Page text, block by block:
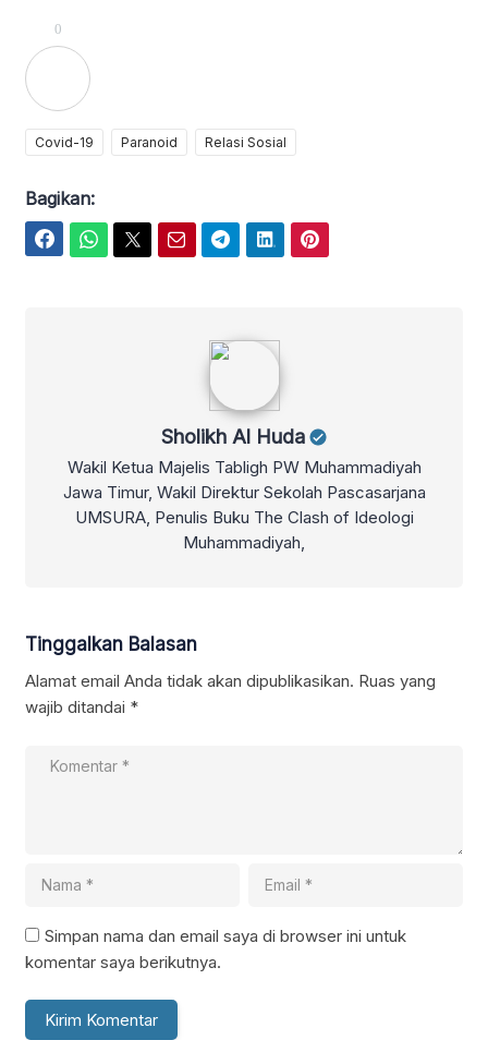
0
Covid-19 Paranoid Relasi Sosial
Bagikan:
Sholikh Al Huda
Wakil Ketua Majelis Tabligh PW Muhammadiyah
Jawa Timur, Wakil Direktur Sekolah Pascasarjana
UMSURA, Penulis Buku The Clash of Ideologi
Muhammadiyah,
Tinggalkan Balasan
Alamat email Anda tidak akan dipublikasikan. Ruas yang
wajib ditandai *
Simpan nama dan email saya di browser ini untuk
komentar saya berikutnya.